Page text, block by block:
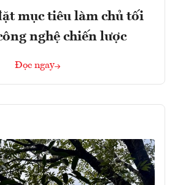
mục tiêu làm chủ tối
nghệ chiến lược
Đọc ngay